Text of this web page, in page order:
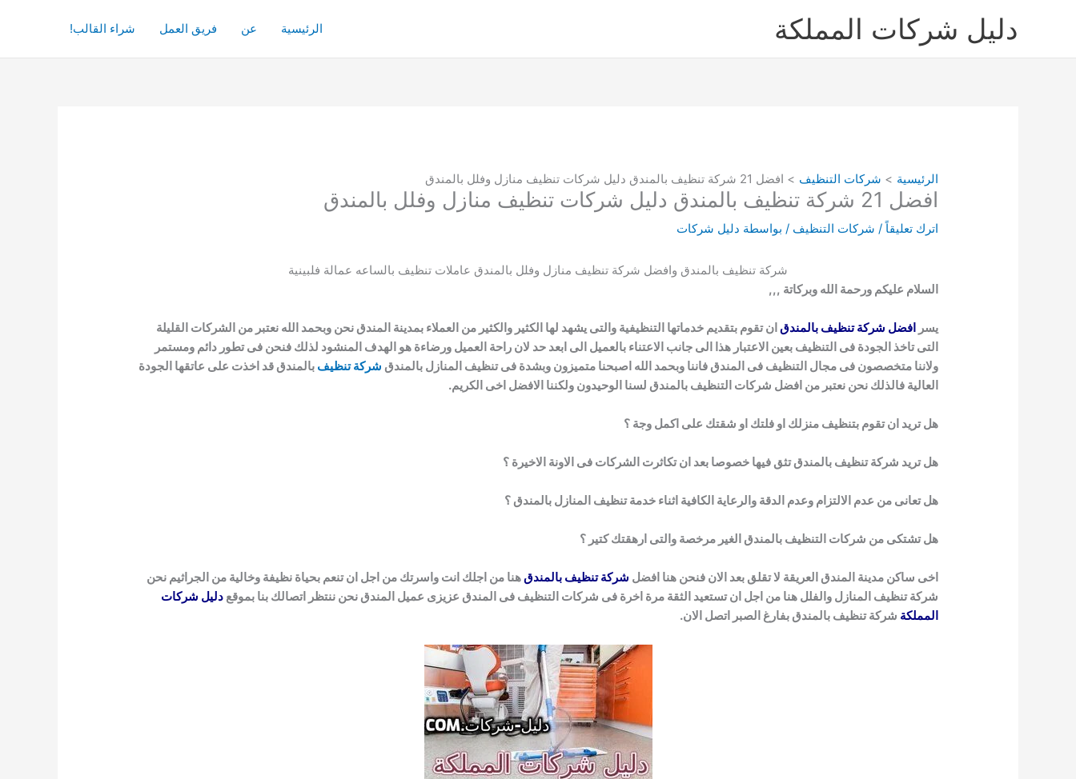
دليل شركات المملكة الرئيسية عن فريق العمل شراء القالب!
الرئيسية شركات التنظيف افضل 21 شركة تنظيف بالمندق دليل شركات تنظيف منازل وفلل بالمندق
افضل 21 شركة تنظيف بالمندق دليل شركات تنظيف منازل وفلل بالمندق
اترك تعليقاً / شركات التنظيف / بواسطة دليل شركات
شركة تنظيف بالمندق وافضل شركة تنظيف منازل وفلل بالمندق عاملات تنظيف بالساعه عمالة فلبينية
السلام عليكم ورحمة الله وبركاتة ,,,
يسرافضل شركة تنظيف بالمندقان تقوم بتقديم خدماتها التنظيفية والتى يشهد لها الكثير والكثير من العملاء بمدينة المندق نحن وبحمد الله نعتبر من الشركاتالقليلة
التى تاخذ الجودة فى التنظيف بعين الاعتبار هذا الى جانب الاعتناء بالعميل الى ابعد حد لان راحة العميل ورضاءة هو الهدف المنشود لذلك فنحن فىتطور دائم ومستمر
ولاننا متخصصون فى مجال التنظيف فى المندق فاننا وبحمد الله اصبحنا متميزون وبشدة فى تنظيف المنازل بالمندق شركة تنظيف بالمندق قداخذت على عاتقها الجودة
العالية فالذلك نحن نعتبر من افضل شركات التنظيف بالمندق لسنا الوحيدون ولكننا الافضل اخى الكريم.
هل تريد ان تقوم بتنظيف منزلك او فلتك او شقتك على اكمل وجة ؟
هل تريد شركة تنظيف بالمندق تثق فيها خصوصا بعد ان تكاثرت الشركات فى الاونة الاخيرة ؟
هل تعانى من عدم الالتزام وعدم الدقة والرعاية الكافية اثناء خدمة تنظيف المنازل بالمندق ؟
هل تشتكى من شركات التنظيف بالمندق الغير مرخصة والتى ارهقتك كتير ؟
اخى ساكن مدينة المندق العريقة لا تقلق بعد الان فنحن هنا افضل شركة تنظيف بالمندقهنا من اجلك انت واسرتك من اجل ان تنعم بحياة نظيفة وخالية منالجراثيم نحن
شركة تنظيف المنازل والفلل هنا من اجل ان تستعيد الثقة مرة اخرة فى شركات التنظيف فى المندق عزيزى عميل المندق نحن ننتظر اتصالك بنابموقعدليل شركات
المملكة شركة تنظيف بالمندق بفارغ الصبر اتصل الان.